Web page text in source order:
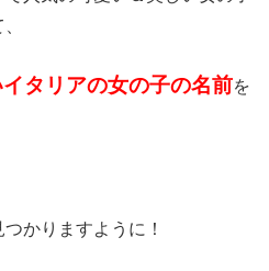
タリアの女の子の名前を
かりますように！